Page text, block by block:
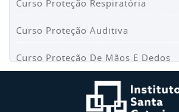
Curso Proteção Respiratória
Curso Proteção Auditiva
Curso Proteção De Mãos E Dedos
Curso NR 1 Riscos Psicossociais